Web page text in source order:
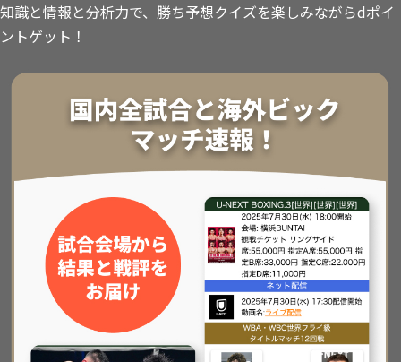
知識と情報と分析力で、勝ち予想クイズを楽しみながらdポイ
ントゲット！